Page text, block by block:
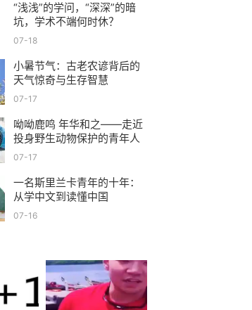
“浅浅”的学问，“深深”的暗
坑，学术不端何时休？
07-18
小暑节气：古老农谚背后的
天气惊奇与生存智慧
07-17
呦呦鹿鸣 年华和之——走近
投身野生动物保护的青年人
07-17
一名斯里兰卡青年的十年：
从学中文到读懂中国
07-16